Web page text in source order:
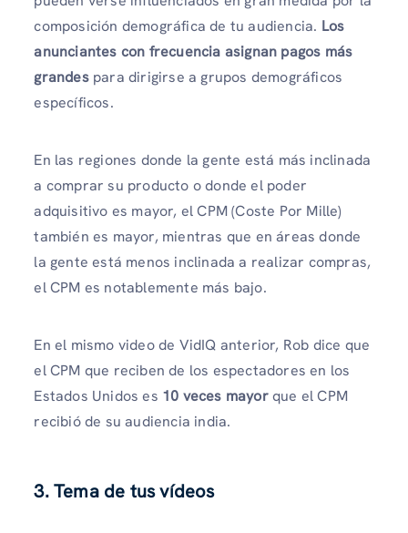
composición demográfica de tu audiencia. Los
anunciantes con frecuencia asignan pagos más
grandespara dirigirse a grupos demográficos
específicos.
En las regiones donde la gente está más inclinada
a comprar su producto o donde el poder
adquisitivo es mayor, el CPM (Coste Por Mille)
también es mayor, mientras que en áreas donde
la gente está menos inclinada a realizar compras,
el CPM es notablemente más bajo.
En el mismo video de VidIQ anterior, Rob dice que
el CPM que reciben de los espectadores en los
Estados Unidos es 10 veces mayorque el CPM
recibió de su audiencia india.
3. Tema de tus vídeos